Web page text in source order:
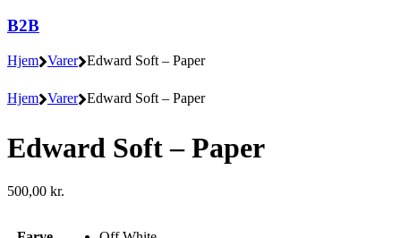
B2B
Hjem Varer Edward Soft – Paper
Hjem Varer Edward Soft – Paper
Edward Soft – Paper
500,00 kr.